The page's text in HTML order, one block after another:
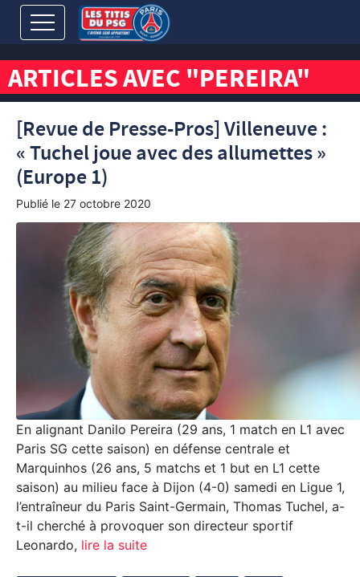
ARTICLES AVEC "PEREIRA"
[Revue de Presse-Pros] Villeneuve :
« Tuchel joue avec des allumettes »
(Europe 1)
Publié le 27 octobre 2020
En alignant Danilo Pereira (29 ans, 1 match en L1 avec
Paris SG cette saison) en défense centrale et
Marquinhos (26 ans, 5 matchs et 1 but en L1 cette
saison) au milieu face à Dijon (4-0) samedi en Ligue 1,
l’entraîneur du Paris Saint-Germain, Thomas Tuchel, a-
t-il cherché à provoquer son directeur sportif
Leonardo, lire la suite